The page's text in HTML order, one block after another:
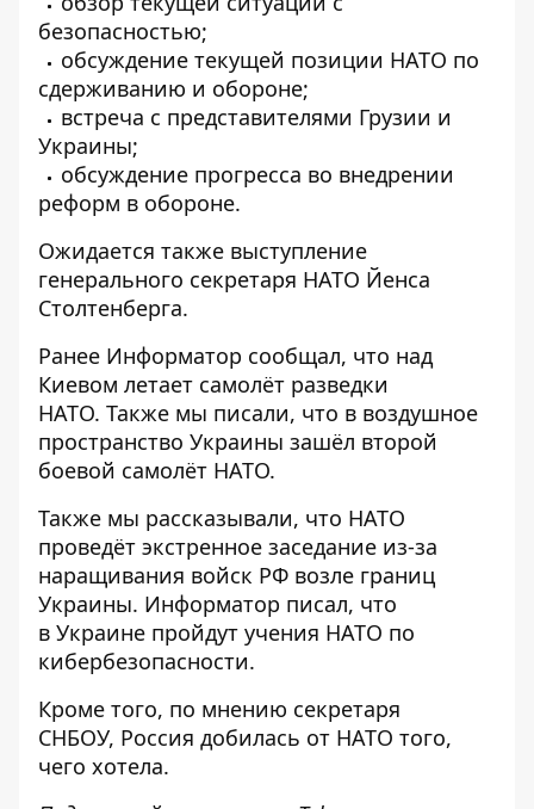
безопасностью;
обсуждение текущей позиции НАТО по
сдерживанию и обороне;
встреча с представителями Грузии и
Украины;
обсуждение прогресса во внедрении
реформ в обороне.
Ожидается также выступление
генерального секретаря НАТО Йенса
Столтенберга.
Ранее Информатор сообщал, что над
Киевом летает самолёт разведки
НАТО. Также мы писали, что в воздушное
пространство Украины зашёл второй
боевой самолёт НАТО.
Также мы рассказывали, что НАТО
проведёт экстренное заседание из-за
наращивания войск РФ возле границ
Украины. Информатор писал, что
в Украине пройдут учения НАТО по
кибербезопасности.
Кроме того, по мнению секретаря
СНБОУ, Россия добилась от НАТО того,
чего хотела.